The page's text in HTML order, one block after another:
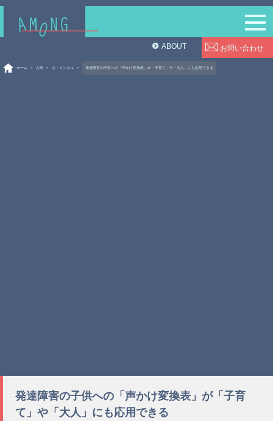
お問い合わせ
ABOUT
ホーム > 人間 > 心・メンタル > 発達障害の子供への「声かけ変換表」が「子育て」や「大人」にも応用できる
発達障害の子供への「声かけ変換表」が「子育
て」や「大人」にも応用できる